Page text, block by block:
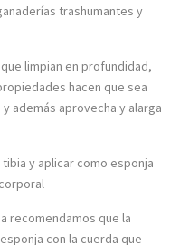
trashumantes y
limpian en profundidad,
hacen que sea
además aprovecha y alarga
y aplicar como esponja
recomendamos que la
con la cuerda que